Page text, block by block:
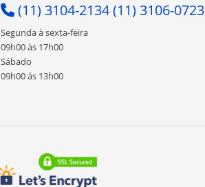
(11) 3104-2134 (11) 3106-0723
Segunda à sexta-feira
09h00 às 17h00
Sábado
09h00 ás 13h00